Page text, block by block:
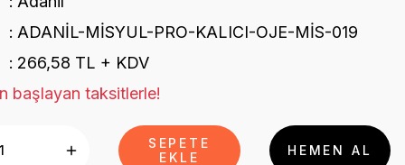
ADANİL-MİSYUL-PRO-KALICI-OJE-MİS-019
266,58 TL + KDV
başlayan taksitlerle!
SEPETE
EKLE
HEMEN AL